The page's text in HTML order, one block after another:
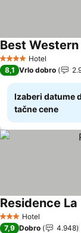
4 ZvezdiceHotel
Best
8,1 Vrlo dobro
Izaberi datume
tačne cene
3 Zvezdice
Hotel
Residence
7,9 Dobro 4.948